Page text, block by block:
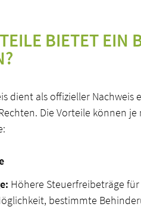
BIETET
dient als offizieller
Die Vorteile können
Höhere Steuerfreibeträge
bestimmte